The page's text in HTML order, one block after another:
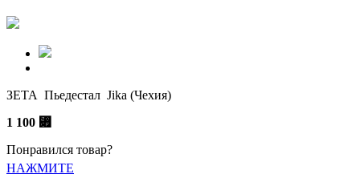
ЗЕТА Пьедестал Jika (Чехия)
1 100 ⃏
Понравился товар?
НАЖМИТЕ